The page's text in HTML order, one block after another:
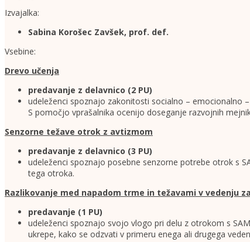
Izvajalka:
Sabina Korošec Zavšek, prof. def.
Vsebine:
Drevo učenja
predavanje z delavnico (2 PU)
udeleženci spoznajo zakonitosti socialno – emocionalno
S pomočjo vprašalnika ocenijo doseganje razvojnih
Senzorne težave otrok z avtizmom
predavanje z delavnico (3 PU)
udeleženci spoznajo posebne senzorne potrebe otrok s
tega otroka.
Razlikovanje med napadom trme in težavami v vedenju
predavanje (1 PU)
udeleženci spoznajo svojo vlogo pri delu z otrokom s
ukrepe, kako se odzvati v primeru enega ali drugega